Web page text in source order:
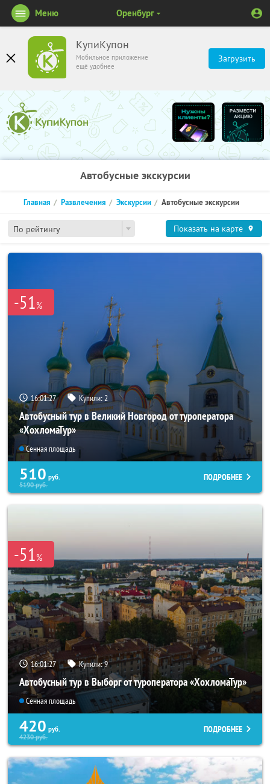
КупиКупон
Мобильное приложение
ещё удобнее
Загрузить
Меню Оренбург
Автобусные экскурсии
По рейтингу
Главная Развлечения Экскурсии Автобусные экскурсии
Показать на карте
-51%
16:01:26 Купили: 2
Автобусный тур в Великий Новгород от туроператора
«ХохломаТур»
Сенная площадь
510 руб.
5190руб.
ПОДРОБНЕЕ
-51%
16:01:26 Купили:9
Автобусный тур в Выборг от туроператора «ХохломаТур»
Сенная площадь
420 руб.
4230руб.
ПОДРОБНЕЕ